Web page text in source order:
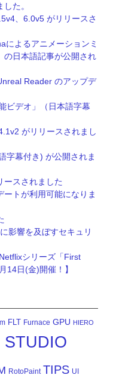
た。
、6.0v5 がリリースさ
によるアニメーションミ
の日本語記事が公開され
Reader のアップデ
ビデオ」（日本語字幕
がリリースされまし
字幕付き) が公開されま
ースされました
ートが利用可能になりま
影響を及ぼすセキュリ
シリーズ「First
14日(金)開催！】
FLT Furnace GPU HIERO
STUDIO
RotoPaint TIPS UI